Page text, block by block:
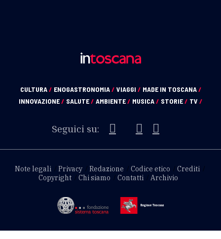
CULTURA/ ENOGASTRONOMIA/ VIAGGI / MADE IN TOSCANA/
INNOVAZIONE/ SALUTE/ AMBIENTE/ MUSICA/ STORIE/ TV /
Seguici su:
Note legali Privacy Redazione Codice etico
Crediti
Copyright
Chi siamo Contatti Archivio